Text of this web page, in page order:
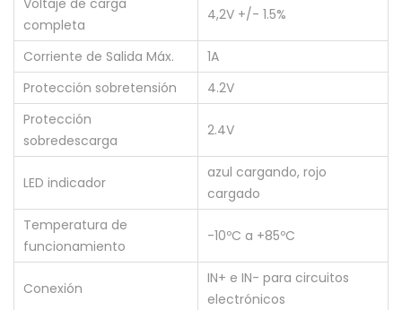
s
L
i
i
P
r
o
t
e
Voltaje de carga
completa
4,2V +/- 1.5%
Corriente de Salida Máx.
1A
Protección sobretensión
4.2V
Protección
sobredescarga
2.4V
LED indicador
azul cargando, rojo
cargado
Temperatura de
funcionamiento
-10ºC a +85ºC
Conexión
IN+ e IN- para circuitos
electrónicos